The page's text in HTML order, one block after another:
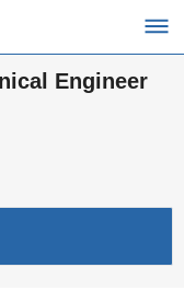
Engineer